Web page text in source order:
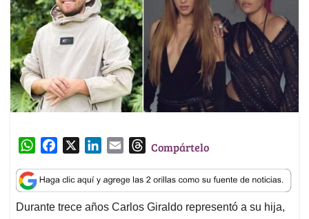
W
a
t
s
c
e
b
n
k
e
a
i
l
T
r
e
a
Compártelo
Durante trece años Carlos Giraldo representó a su hija,